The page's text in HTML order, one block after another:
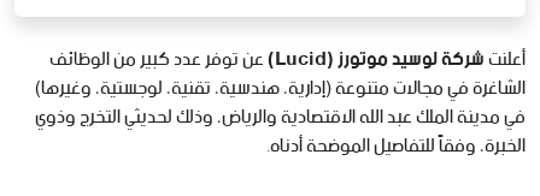
أعلنتشركة لوسيد موتورز (Lucid) عن توفر عدد كبير من الوظائف
الشاغرة في مجالات متنوعة (إدارية، هندسية، تقنية، لوجستية، وغيرها)
في مدينة الملك عبد الله الاقتصادية والرياض، وذلك لحديثي التخرج وذوي
الخبرة، وفقاً للتفاصيل الموضحة أدناه.